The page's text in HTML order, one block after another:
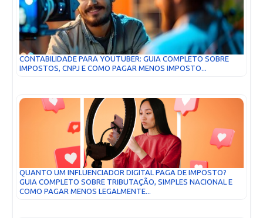
CONTABILIDADE PARA YOUTUBER: GUIA COMPLETO SOBRE
IMPOSTOS, CNPJ E COMO PAGAR MENOS IMPOSTO...
QUANTO UM INFLUENCIADOR DIGITAL PAGA DE IMPOSTO?
GUIA COMPLETO SOBRE TRIBUTAÇÃO, SIMPLES NACIONAL E
COMO PAGAR MENOS LEGALMENTE...